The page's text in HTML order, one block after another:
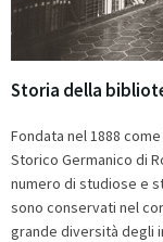
Storia della
Fondata nel 1888
Storico Germanico di
numero di studiose e
sono conservati nel
grande diversità degli